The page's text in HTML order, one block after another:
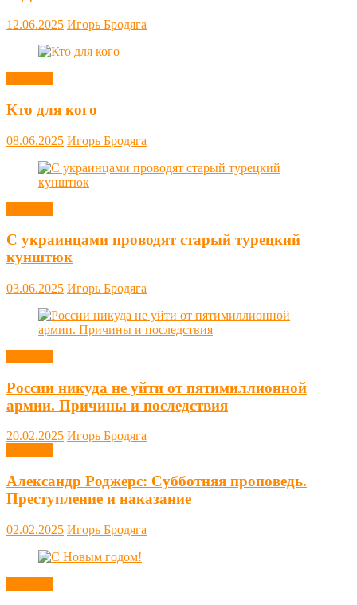
12.06.2025 Игорь Бродяга
Кто для кого
08.06.2025 Игорь Бродяга
С украинцами проводят старый турецкий
кунштюк
03.06.2025 Игорь Бродяга
России никуда не уйти от пятимиллионной
армии. Причины и последствия
20.02.2025 Игорь Бродяга
Александр Роджерс: Субботняя проповедь.
Преступление и наказание
02.02.2025 Игорь Бродяга